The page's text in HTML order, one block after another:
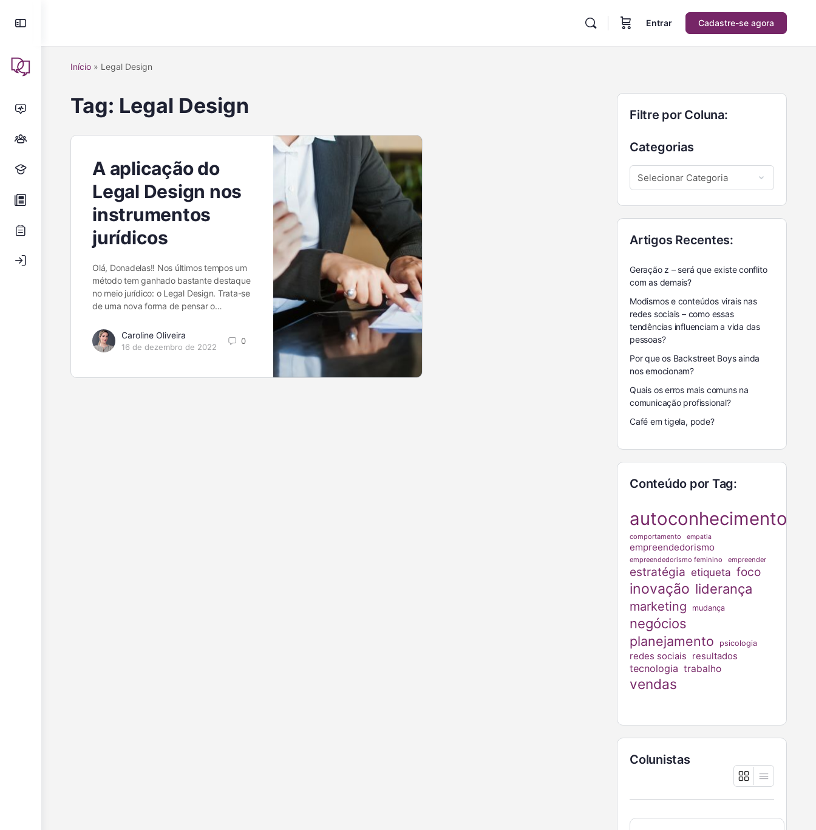
Entrar Cadastre-se agora
Início » Legal Design
Tag: Legal Design
A aplicação do
Legal Design nos
instrumentos
jurídicos
Olá, Donadelas!! Nos últimos tempos um
método tem ganhado bastante destaque
no meio jurídico: o Legal Design. Trata-se
de uma nova forma de pensar o…
Caroline Oliveira
16 de dezembro de 2022
0
Filtre por Coluna:
Categorias
Artigos Recentes:
Geração z – será que existe conflito
com as demais?
Modismos e conteúdos virais nas
redes sociais – como essas
tendências influenciam a vida das
pessoas?
Por que os Backstreet Boys ainda
nos emocionam?
Quais os erros mais comuns na
comunicação profissional?
Café em tigela, pode?
Conteúdo por Tag:
autoconhecimento
comportamento empatia
empreendedorismo
empreendedorismo feminino empreender
estratégia etiqueta foco
inovação liderança
marketing mudança
negócios
planejamento
psicologia
redes sociais resultados
tecnologia trabalho
vendas
Colunistas